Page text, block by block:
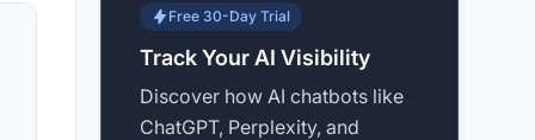
Free 30-Day Trial
Track Your AI Visibility
Discover how AI chatbots like
ChatGPT, Perplexity, and